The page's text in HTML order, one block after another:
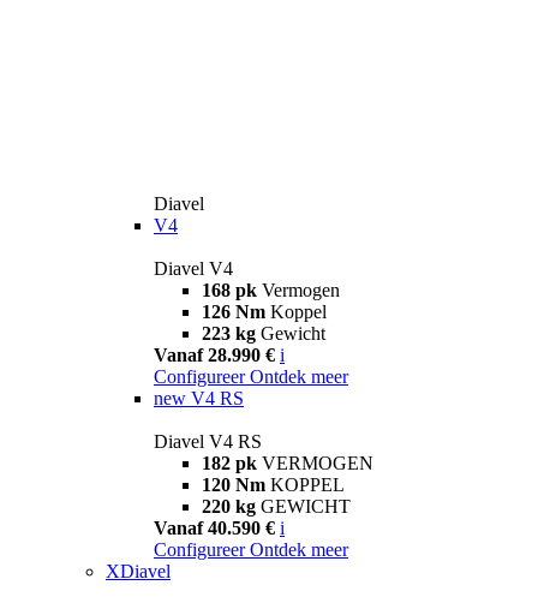
Diavel
V4
Diavel V4
168 pk Vermogen
126 Nm Koppel
223 kg Gewicht
Vanaf 28.990 € i
Configureer Ontdek meer
new V4 RS
Diavel V4 RS
182 pk VERMOGEN
120 Nm KOPPEL
220 kg GEWICHT
Vanaf 40.590 € i
Configureer Ontdek meer
XDiavel